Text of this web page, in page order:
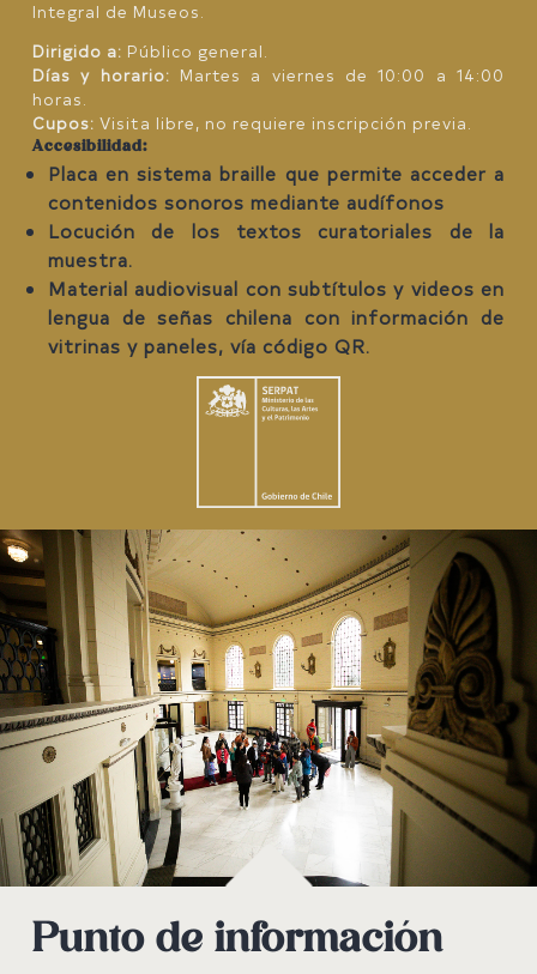
Integral de Museos.
Dirigido a: Público general.
Días y horario: Martes a viernes de 10:00 a 14:00
horas.
Cupos: Visita libre, no requiere inscripción previa.
Accesibilidad:
Placa en sistema braille que permite acceder a
contenidos sonoros mediante audífonos
Locución de los textos curatoriales de la
muestra.
Material audiovisual con subtítulos y videos en
lengua de señas chilena con información de
vitrinas y paneles, vía código QR.

Punto de información